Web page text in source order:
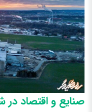
صنایع و اقتصاد در